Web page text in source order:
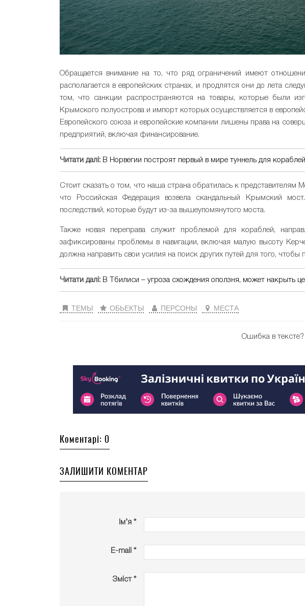
Обращается внимание на то, что ряд ограничений имеют
располагается в европейских странах, и продлятся они до лета
том, что санкции распространяются на товары, которые были
Крымского полуострова и импорт которых осуществляется в
Европейского союза и европейские компании лишены права на
предприятий, включая финансирование.
Читати далі: В Норвегии построят первый в мире туннель для кораблей
Стоит сказать о том, что наша страна обратилась к представителям
что Российская Федерация возвела скандальный Крымский
последствий, которые будут из-за вышеупомянутого моста.
Также новая переправа служит проблемой для кораблей,
зафиксированы проблемы в навигации, включая малую высоту
должна направить свои усилия на поиск других путей для того, чтобы
Читати далі: В Тбилиси – угроза схождения оползня, может накрыть
ТЕМЫ ОБЬЕКТЫ ПЕРСОНЫ МЕСТА
Ошибка в тексте?
Коментарі: 0
ЗАЛИШИТИ КОМЕНТАР
Ім’я *
E-mail *
Зміст *